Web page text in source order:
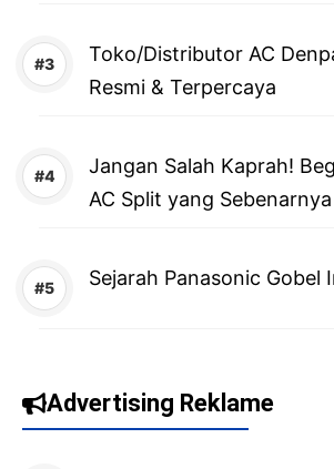
Toko/Distributor AC
Resmi & Terpercaya
Jangan Salah Kaprah!
AC Split yang Sebenarnya
Sejarah Panasonic Gobel
Advertising Reklame